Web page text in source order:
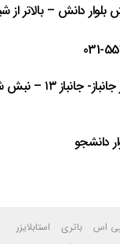
دانش – بالاتر
– نبش شهيد عجمی ١١
دانشجو
اس باتری استابلایزر